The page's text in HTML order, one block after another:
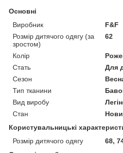
Основні
Виробник
F&F
Розмір дитячого одягу (за
зростом)
62
Колір
Стать
Для
Сезон
Тип тканини
Вид виробу
Стан
Користувальницькі
Розмір дитячого одягу
68,